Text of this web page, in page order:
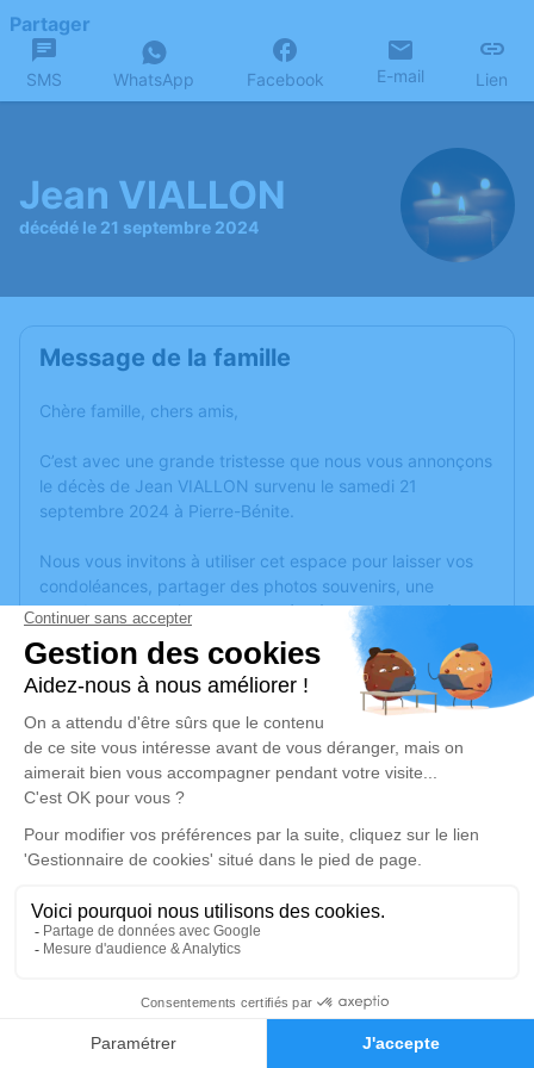
Faire-part Hommages
Partager
SMS WhatsApp Facebook E-mail Lien
Jean VIALLON
décédé le 21 septembre 2024
Message de la famille
Chère famille, chers amis,
C’est avec une grande tristesse que nous vous annonçons
le décès de Jean VIALLON survenu le samedi 21
septembre 2024 à Pierre-Bénite.
Nous vous invitons à utiliser cet espace pour laisser vos
condoléances, partager des photos souvenirs, une
anecdote ou exprimer vos pensées à travers des poèmes
ou des textes. Cet endroit est un lieu d'expression dédié à
honorer la mémoire de Jean VIALLON.
Un service de plantation d’arbre hommage estdisponible
lundi 30 septembre 2024 à 15h00
Eglise Saint Léger Route des Brouilly
69220 Saint Lager
Je rends hommage